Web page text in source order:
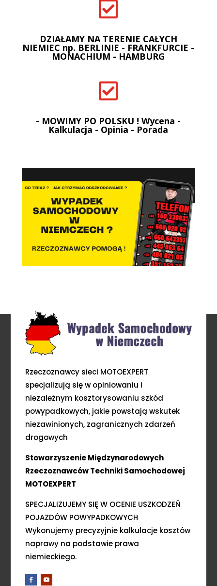

DZIAŁAMY NA TERENIE CAŁYCH
NIEMIEC np. BERLINIE - FRANKFURCIE -
MONACHIUM - HAMBURG

- MOWIMY PO POLSKU ! Wycena -
Kalkulacja - Opinia - Porada
Rzeczoznawcy sieci MOTOEXPERT
specjalizują się w opiniowaniu i
niezależnym kosztorysowaniu szkód
powypadkowych, jakie powstają wskutek
niezawinionych, zagranicznych zdarzeń
drogowych
Stowarzyszenie Międzynarodowych
Rzeczoznawców Techniki Samochodowej
MOTOEXPERT
SPECJALIZUJEMY SIĘ W OCENIE USZKODZEŃ
POJAZDÓW POWYPADKOWYCH
Wykonujemy precyzyjnie kalkulacje kosztów
naprawy na podstawie prawa
niemieckiego.